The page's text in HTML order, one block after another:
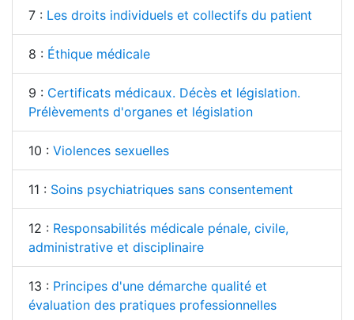
7 : Les droits individuels et collectifs du patient
8 : Éthique médicale
9 : Certificats médicaux. Décès et législation.
Prélèvements d'organes et législation
10 : Violences sexuelles
11 : Soins psychiatriques sans consentement
12 : Responsabilités médicale pénale, civile,
administrative et disciplinaire
13 : Principes d'une démarche qualité et
évaluation des pratiques professionnelles